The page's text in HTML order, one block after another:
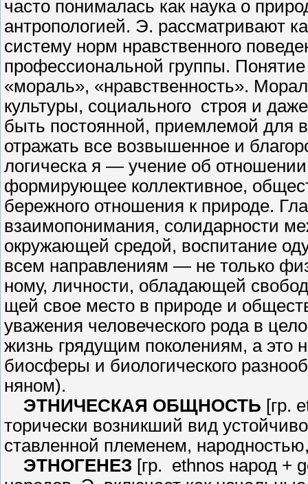
часто понималась как наука о
антропологией. Э. рассматривают
систему норм нравственного
профессио­нальной группы.
«мораль», «нравственность».
культуры, социального cтроя и
быть постоянной, приемлемой для
отражать все возвышенное и
логическа я — учение об
формирующее коллективное,
бережного отношения к природе.
взаимопонимания, солидарности
окружающей средой, воспитание
всем направлениям — не только
ному, личности, обладающей
щей свое место в природе и
уважения человеческого рода в
жизнь грядущим поколениям, а это
биосферы и биологического
няном).
ЭТНИЧЕСКАЯ ОБЩНОСТЬ [гр.
торически возникший вид
ставленной племенем,
ЭТНОГЕНЕЗ [гр. ethnos народ +